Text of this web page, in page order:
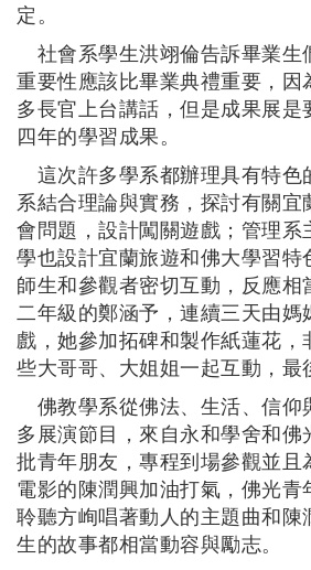
定。
社會系學生洪翊倫告訴畢業生
重要性應該比畢業典禮重要，因
多長官上台講話，但是成果展是
四年的學習成果。
這次許多學系都辦理具有特色
系結合理論與實務，探討有關宜
會問題，設計闖關遊戲；管理系
學也設計宜蘭旅遊和佛大學習特
師生和參觀者密切互動，反應相
二年級的鄭涵予，連續三天由媽
戲，她參加拓碑和製作紙蓮花，
些大哥哥、 大姐姐一起互動，最
佛教學系從佛法、 生活、 信仰
多展演節目，來自永和學舍和佛
批青年朋友，專程到場參觀並且
電影的陳潤興加油打氣，佛光青
聆聽方峋唱著動人的主題曲和陳
生的故事都相當動容與勵志。